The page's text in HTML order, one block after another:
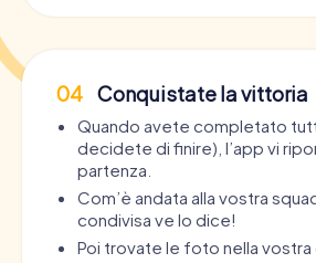
04 Conquistate la vittoria
Quando avete completato
decidete di finire), l’app vi
partenza.
Com’è andata alla vostra
condivisa ve lo dice!
Poi trovate le foto nella vostra